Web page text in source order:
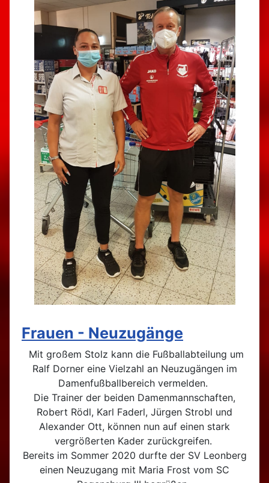
Frauen - Neuzugänge
Mit großem Stolz kann die Fußballabteilung um
Ralf Dorner eine Vielzahl an Neuzugängen im
Damenfußballbereich vermelden.
Die Trainer der beiden Damenmannschaften,
Robert Rödl, Karl Faderl, Jürgen Strobl und
Alexander Ott, können nun auf einen stark
vergrößerten Kader zurückgreifen.
Bereits im Sommer 2020 durfte der SV Leonberg
einen Neuzugang mit Maria Frost vom SC